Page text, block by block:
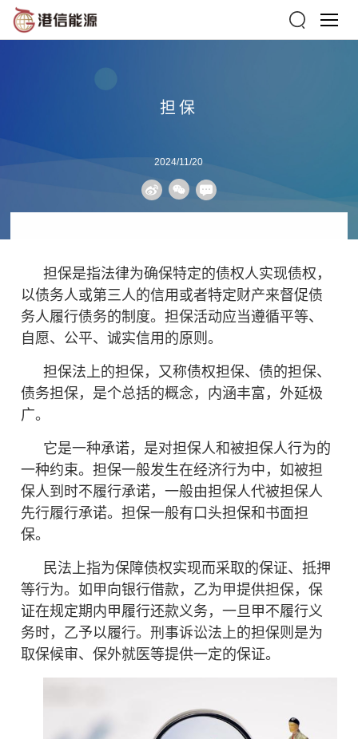
担保
2024/11/20
担保是指法律为确保特定的债权人实现债权 ，
以债务人或第三人的信用或者特定财产来督促债
务人履行债务的制度。担保活动应当遵循平等、
自愿、公平、诚实信用的原则。
担保法上的担保，又称债权担保、债的担保、
债务担保，是个总括的概念，内涵丰富，外延极
广。
它是一种承诺，是对担保人和被担保人行为的
一种约束。担保一般发生在经济行为中，如被担
保人到时不履行承诺，一般由担保人代被担保人
先行履行承诺。担保一般有 口头担保和 书面担
保。
民法上指为保障债权实现而采取的保证、抵押
等行为。如甲向银行借款，乙为甲提供担保，保
证在规定期内甲履行还款义务 ，一旦甲不履行义
务时，乙予以履行。刑事诉讼法上的担保则是为
取保候审、保外就医等提供一定的保证。